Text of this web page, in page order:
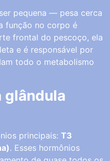
pequena — pesa cerca
função no corpo é
frontal do pescoço, ela
e é responsável por
todo o metabolismo
glândula
principais: T3
. Esses hormônios